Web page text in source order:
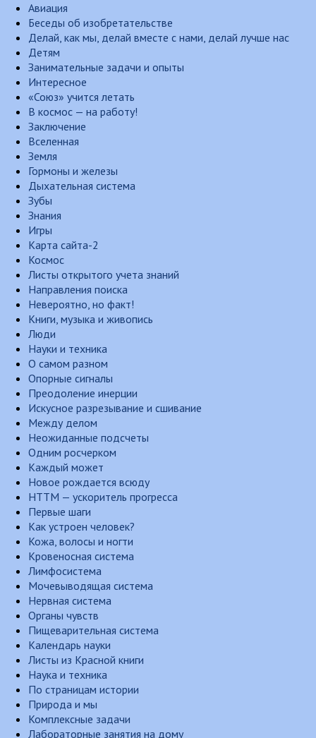
Авиация
Беседы об изобретательстве
Делай, как мы, делай вместе с нами, делай лучше нас
Детям
Занимательные задачи и опыты
Интересное
«Союз» учится летать
В космос — на работу!
Заключение
Вселенная
Земля
Гормоны и железы
Дыхательная система
Зубы
Знания
Игры
Карта сайта-2
Космос
Листы открытого учета знаний
Направления поиска
Невероятно, но факт!
Книги, музыка и живопись
Люди
Науки и техника
О самом разном
Опорные сигналы
Преодоление инерции
Искусное разрезывание и сшивание
Между делом
Неожиданные подсчеты
Одним росчерком
Каждый может
Новое рождается всюду
НТТМ — ускоритель прогресса
Первые шаги
Как устроен человек?
Кожа, волосы и ногти
Кровеносная система
Лимфосистема
Мочевыводящая система
Нервная система
Органы чувств
Пищеварительная система
Календарь науки
Листы из Красной книги
Наука и техника
По страницам истории
Природа и мы
Комплексные задачи
Лабораторные занятия на дому